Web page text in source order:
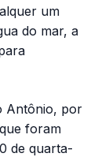
um
do mar, a
Antônio, por
foram
de quarta-